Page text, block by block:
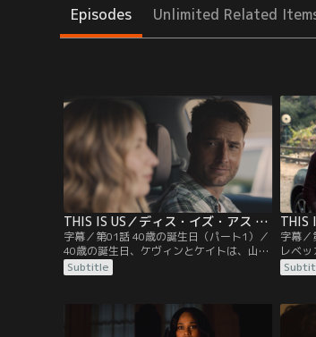
Episodes Unlimited Related
THIS IS US／ディス・イズ・アス シーズン5 第01話／字幕
字幕／第01話 40歳の誕生日（パート1）／
40歳の誕生日、ケヴィンとケイトは、山荘
にこもっているレベッカに会いに行くが、
ケヴィンと大げんかしたランダルは家族と
ジ・フロイド事件。ランダルは、自分の存
在について深く考えていた。一方、ケーキ
Subtitle
字幕
レベ
駆けつ
った。
ダルと
ざし